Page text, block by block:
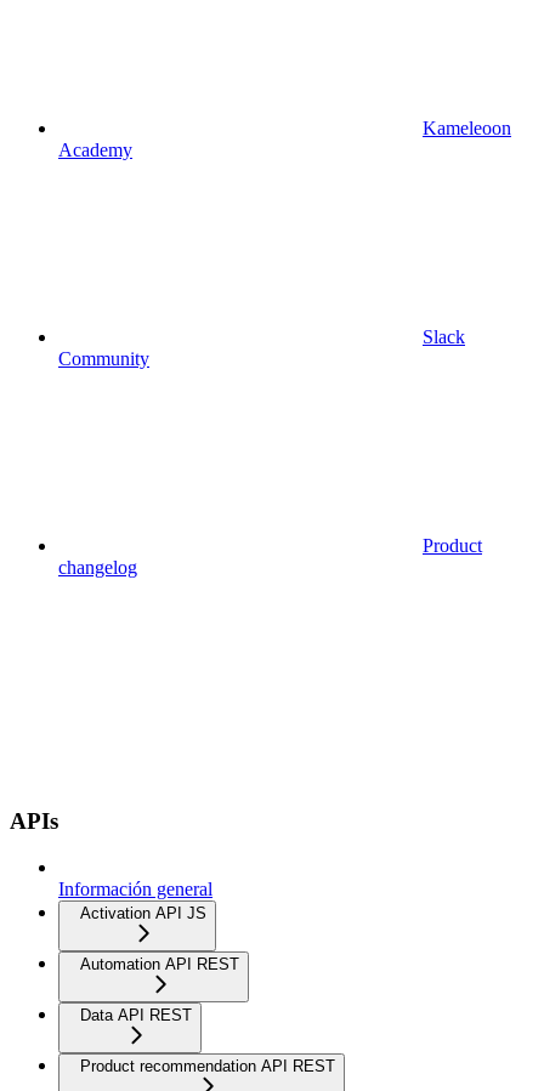
Kameleoon
Academy
Slack
Community
Product
changelog
APIs
Información general
Activation API JS
Automation API REST
Data API REST
Product recommendation API REST